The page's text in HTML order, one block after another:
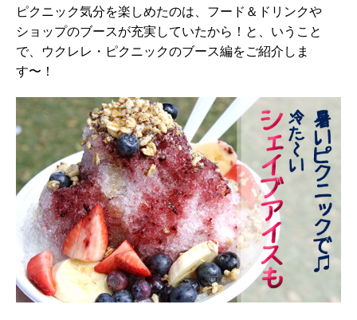
ピクニック気分を楽しめたのは、フード＆ドリンクや
ショップのブースが充実していたから！と、いうこと
で、ウクレレ・ピクニックのブース編をご紹介しま
す〜！